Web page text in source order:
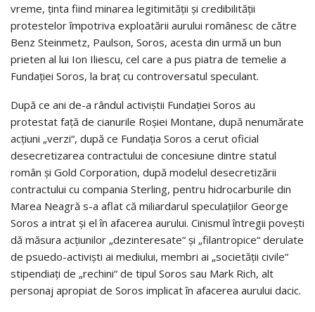
vreme, ținta fiind minarea legitimității și credibilității
protestelor împotriva exploa­tării aurului românesc de către
Benz Steinmetz, Paulson, Soros, acesta din urmă un bun
prieten al lui Ion Iliescu, cel care a pus piatra de temelie a
Fundației Soros, la braț cu controversatul speculant.
După ce ani de-a rândul activiștii Fundației Soros au
protestat față de cianurile Roșiei Montane, după nenu­mărate
acțiuni „verzi“, după ce Fundația Soros a cerut oficial
desecretizarea contractului de concesiune dintre statul
român și Gold Corporation, după modelul desecretizării
contractului cu compania Sterling, pentru hidrocarburile din
Marea Neagră s-a aflat că miliardarul speculațiilor George
Soros a intrat și el în afacerea aurului. Cinismul întregii povești
dă măsura acțiunilor „dezinteresate“ și „filantropice“ derulate
de psuedo-activiști ai mediului, membri ai „societății civile“
stipendiați de „rechini“ de tipul Soros sau Mark Rich, alt
personaj apropiat de Soros implicat în afacerea aurului dacic.